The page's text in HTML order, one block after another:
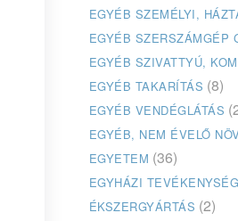
EGYÉB SZEMÉLYI,
EGYÉB SZERSZÁMGÉP
EGYÉB SZIVATTYÚ,
EGYÉB TAKARÍTÁS (8)
EGYÉB VENDÉGLÁTÁS
EGYÉB, NEM ÉVELŐ
EGYETEM (36)
EGYHÁZI TEVÉKENYSÉG
ÉKSZERGYÁRTÁS (2)